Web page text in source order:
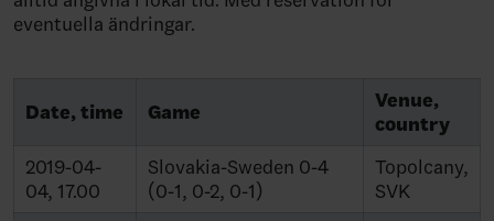
eventuella ändringar.
Date, time Game
Venue,
country
2019-04-
04, 17.00
Slovakia-Sweden 0-4
(0-1, 0-2, 0-1)
Topolcany,
SVK